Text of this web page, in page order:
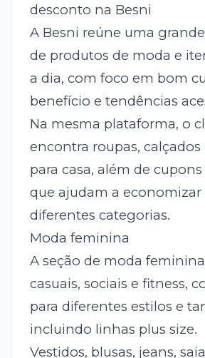
desconto na Besni
A Besni reúne uma
de produtos de moda e
a dia, com foco em bom
benefício e tendências
Na mesma plataforma, o
encontra roupas, calçados
para casa, além de
que ajudam a economizar
diferentes categorias.
Moda feminina
A seção de moda
casuais, sociais e fitness,
para diferentes estilos e
incluindo linhas plus size.
Vestidos, blusas, jeans,